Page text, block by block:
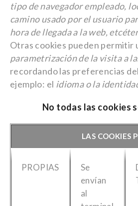
tipo de navegador empleado,
camino usado por el usuario
hora de llegada a la web,
Otras cookies pueden permitir
parametrización de la visita a
recordando las preferencias
ejemplo: el idioma o la
No todas las cookies
LAS COOKIES
PROPIAS
Se
envían
al